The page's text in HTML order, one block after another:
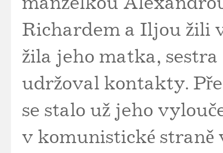
Richardem a Iljou žili
žila jeho matka,
udržoval kontakty.
se stalo už jeho
v komunistické straně